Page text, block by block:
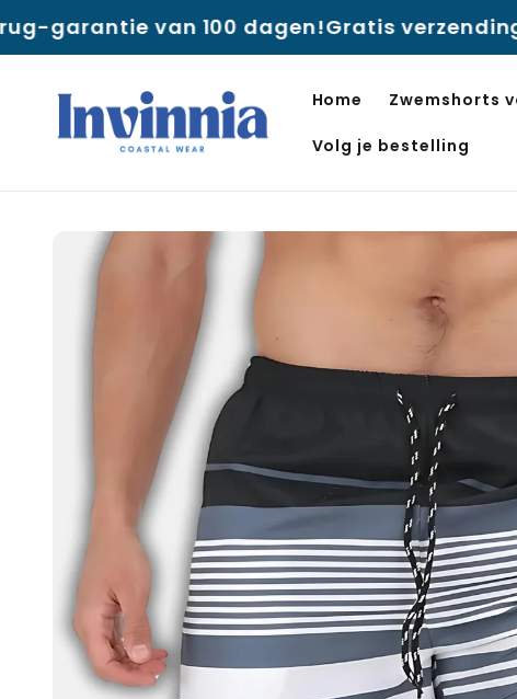
de
inhoud
100 dagen!Gratis verzending🔥 EARLY
Home Zwemshorts
Volg je bestelling
Ga direct naar de
productinformatie